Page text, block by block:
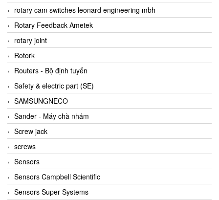
Boydcorp
BRAUN Vietnam
Brinkmann Pumpen
BRONKHORST
Brook Instrument
Brooks Instrument Vietnam
Buhler
BURLING INSTRUMENTS
Burster
BUSCHJOST
Calectro
Campbell Scientific
Canneed Vietnam
rotary cam switches leonard engineering mbh
Rotary Feedback Ametek
rotary joint
Rotork
Routers - Bộ định tuyến
Safety & electric part (SE)
SAMSUNGNECO
Sander - Máy chà nhám
Screw jack
screws
Sensors
Sensors Campbell Scientific
Sensors Super Systems